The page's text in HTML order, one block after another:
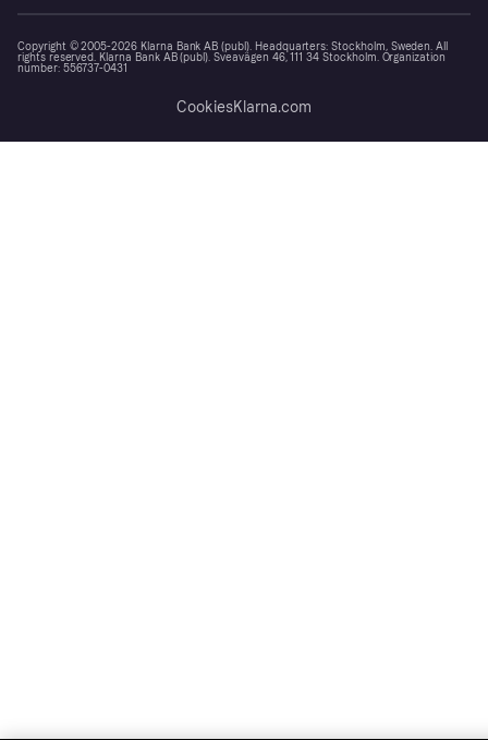
Copyright © 2005-2026 Klarna Bank AB (publ). Headquarters: Stockholm, Sweden. All
rights reserved. Klarna Bank AB (publ). Sveavägen 46, 111 34 Stockholm. Organization
number: 556737-0431
CookiesKlarna.com